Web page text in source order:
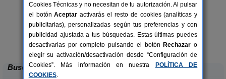
2-12 pers.
desde33 €
Can Marc
Massanes (Girona)
Buscar
Cookies Técnicas y no necesitan de tu autorización. Al pulsar
el botónAceptar activarás el resto de cookies (analíticas y
publicitarias), personalizadas según tus preferencias y con
publicidad ajustada a tus búsquedas. Estas últimas puedes
desactivarlas por completo pulsando el botón Rechazar o
elegir su activación/desactivación desde “Configuración de
Cookies”. Más información en nuestra
POLÍTICA DE
COOKIES.